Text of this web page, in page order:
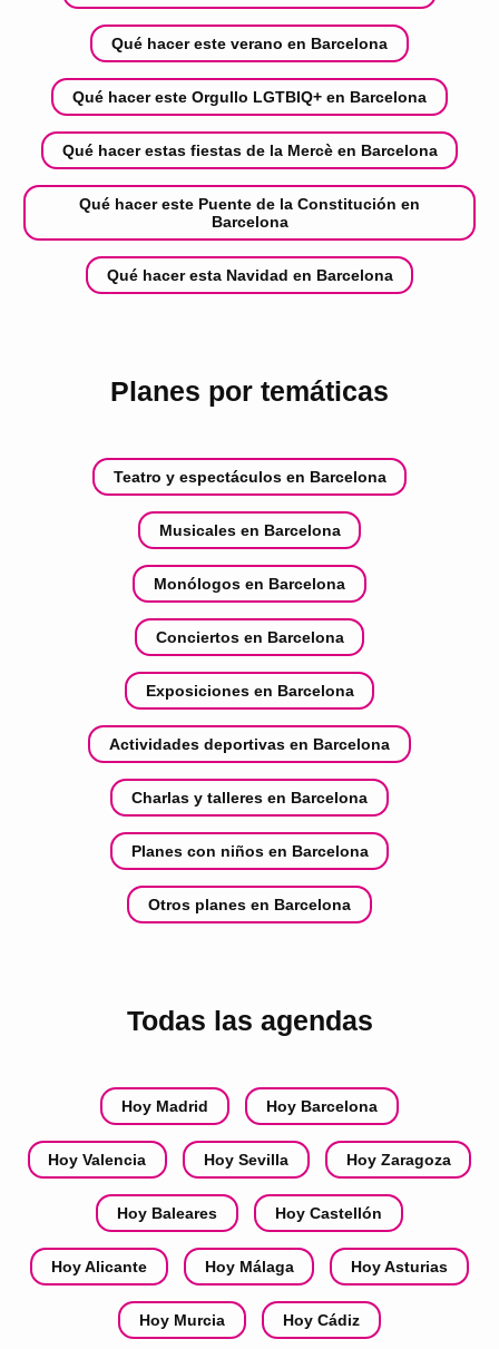
Qué hacer este verano en Barcelona
Qué hacer este Orgullo LGTBIQ+ en Barcelona
Qué hacer estas fiestas de la Mercè en Barcelona
Qué hacer este Puente de la Constitución en
Barcelona
Qué hacer esta Navidad en Barcelona
Planes por temáticas
Teatro y espectáculos en Barcelona
Musicales en Barcelona
Monólogos en Barcelona
Conciertos en Barcelona
Exposiciones en Barcelona
Actividades deportivas en Barcelona
Charlas y talleres en Barcelona
Planes con niños en Barcelona
Otros planes en Barcelona
Todas las agendas
Hoy Madrid Hoy Barcelona
Hoy Valencia Hoy Sevilla Hoy Zaragoza
Hoy Baleares Hoy Castellón
Hoy Alicante Hoy Málaga Hoy Asturias
Hoy Murcia Hoy Cádiz